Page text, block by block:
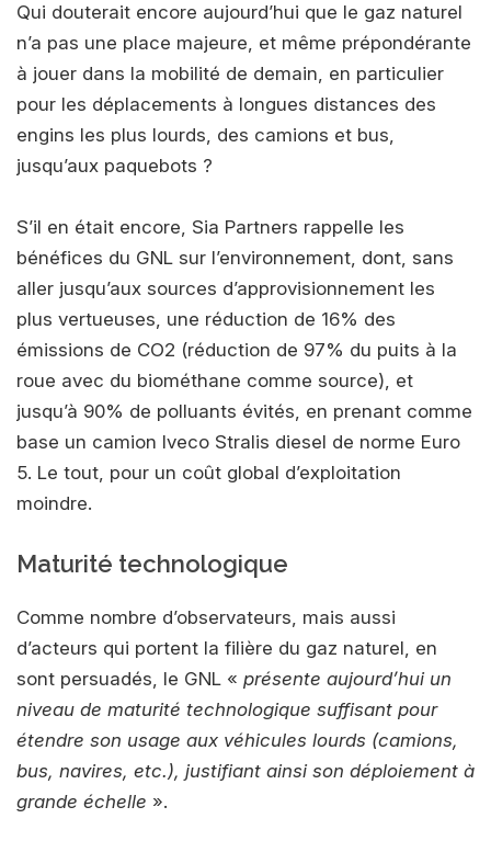
Qui douterait encore aujourd’hui que le gaz naturel
n’a pas une place majeure, et même prépondérante
à jouer dans la mobilité de demain, en particulier
pour les déplacements à longues distances des
engins les plus lourds, des camions et bus,
jusqu’aux paquebots ?
S’il en était encore, Sia Partners rappelle les
bénéfices du GNL sur l’environnement, dont, sans
aller jusqu’aux sources d’approvisionnement les
plus vertueuses, une réduction de 16% des
émissions de CO2 (réduction de 97% du puits à la
roue avec du biométhane comme source), et
jusqu’à 90% de polluants évités, en prenant comme
base un camion Iveco Stralis diesel de norme Euro
5. Le tout, pour un coût global d’exploitation
moindre.
Maturité technologique
Comme nombre d’observateurs, mais aussi
d’acteurs qui portent la filière du gaz naturel, en
sont persuadés, le GNL « présente aujourd’hui un
niveau de maturité technologique suffisant pour
étendre son usage aux véhicules lourds (camions,
bus, navires, etc.), justifiant ainsi son déploiement à
grande échelle ».